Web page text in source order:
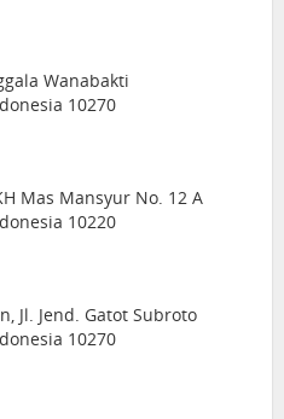
Wanabakti
10270
Mas Mansyur No. 12 A
10220
Jl. Jend. Gatot Subroto
10270